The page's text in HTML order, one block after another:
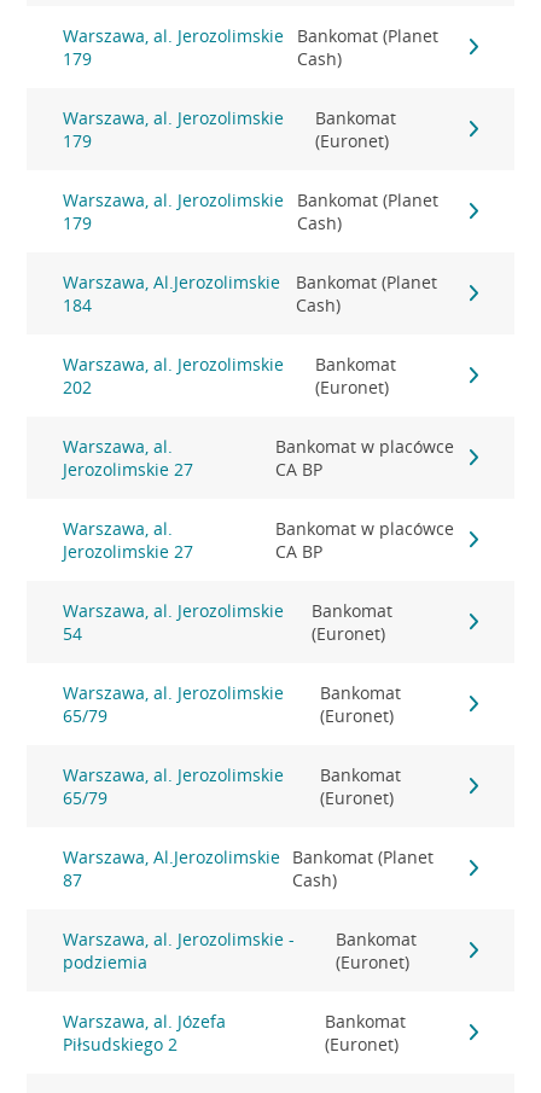
Warszawa, al. Jerozolimskie
179
Bankomat (Planet
Cash)
Warszawa, al. Jerozolimskie
179
Bankomat
(Euronet)
Warszawa, al. Jerozolimskie
179
Bankomat (Planet
Cash)
Warszawa, Al.Jerozolimskie
184
Bankomat (Planet
Cash)
Warszawa, al. Jerozolimskie
202
Bankomat
(Euronet)
Warszawa, al.
Jerozolimskie 27
Bankomat w placówce
CA BP
Warszawa, al.
Jerozolimskie 27
Bankomat w placówce
CA BP
Warszawa, al. Jerozolimskie
54
Bankomat
(Euronet)
Warszawa, al. Jerozolimskie
65/79
Bankomat
(Euronet)
Warszawa, al. Jerozolimskie
65/79
Bankomat
(Euronet)
Warszawa, Al.Jerozolimskie
87
Bankomat (Planet
Cash)
Warszawa, al. Jerozolimskie -
podziemia
Bankomat
(Euronet)
Warszawa, al. Józefa
Piłsudskiego 2
Bankomat
(Euronet)